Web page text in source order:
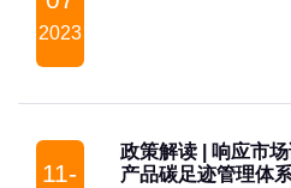
2023
11-
政策解读 | 响应市
产品碳足迹管理体